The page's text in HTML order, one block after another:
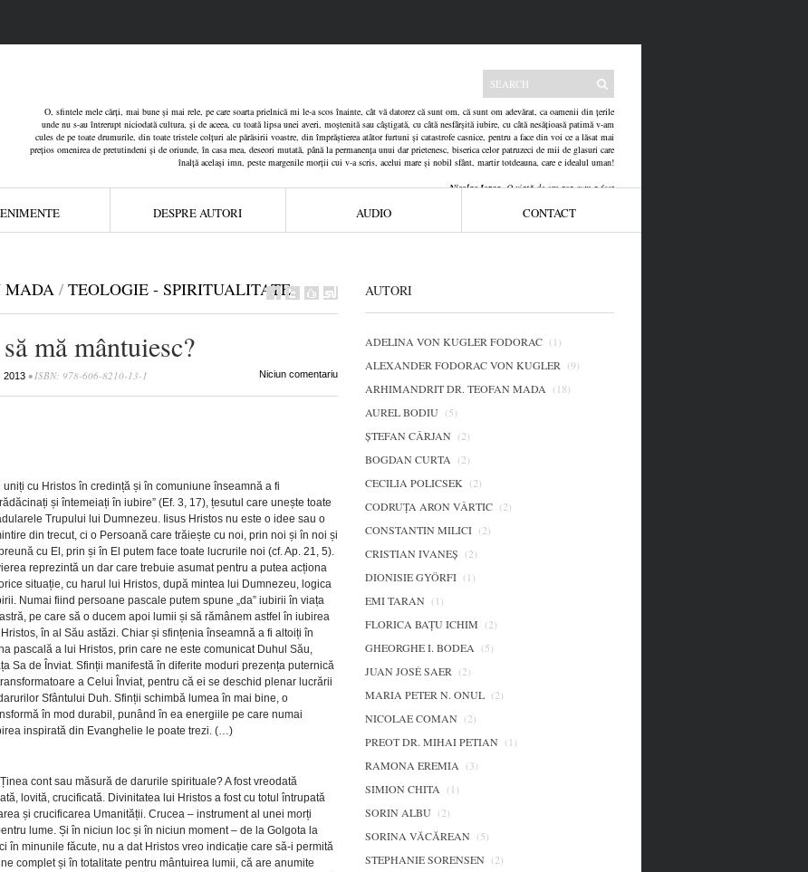
O, sfintele mele cărți, mai bune și mai rele, pe care soarta prielnică mi le-a scos înainte, cât vă datorez că sunt om, că sunt om adevărat, ca oamenii din țerile
unde nu s-au întrerupt niciodată cultura, și de aceea, cu toată lipsa unei averi, moștenită sau câștigată, cu câtă nesfârșită iubire, cu câtă nesățioasă patimă v-am
cules de pe toate drumurile, din toate tristele colțuri ale părăsirii voastre, din împrăștierea atâtor furtuni și catastrofe casnice, pentru a face din voi ce a lăsat mai
prețios omenirea de pretutindeni și de oriunde, în casa mea, deseori mutată, până la permanența unui dar prietenesc, biserica celor patruzeci de mii de glasuri care
înalță același imn, peste margenile morții cui v-a scris, acelui mare și nobil sfânt, martir totdeauna, care e idealul uman!
Nicolae Iorga, O viață de om așa cum a fost
DESPRE AUTORI AUDIO CONTACT
MADA/ TEOLOGIE - SPIRITUALITATE
mă mântuiesc?
2013• ISBN: 978-606-8210-13-1 Niciun comentariu
uniți cu Hristos în credință și în comuniune înseamnă a fi
și întemeiați în iubire” (Ef. 3, 17), țesutul care unește toate
Trupului lui Dumnezeu. Iisus Hristos nu este o idee sau o
din trecut, ci o Persoană care trăiește cu noi, prin noi și în noi și
cu El, prin și în El putem face toate lucrurile noi (cf. Ap. 21, 5).
reprezintă un dar care trebuie asumat pentru a putea acționa
situație, cu harul lui Hristos, după mintea lui Dumnezeu, logica
Numai fiind persoane pascale putem spune „da” iubirii în viața
pe care să o ducem apoi lumii și să rămânem astfel în iubirea
Hristos, în al Său astăzi. Chiar și sfințenia înseamnă a fi altoiți în
pascală a lui Hristos, prin care ne este comunicat Duhul Său,
Sa de Înviat. Sfinții manifestă în diferite moduri prezența puternică
a Celui Înviat, pentru că ei se deschid plenar lucrării
Sfântului Duh. Sfinții schimbă lumea în mai bine, o
în mod durabil, punând în ea energiile pe care numai
inspirată din Evanghelie le poate trezi. (…)
cont sau măsură de darurile spirituale? A fost vreodată
lovită, crucificată. Divinitatea lui Hristos a fost cu totul întrupată
și crucificarea Umanității. Crucea – instrument al unei morți
lume. Și în niciun loc și în niciun moment – de la Golgota la
în minunile făcute, nu a dat Hristos vreo indicație care să-i permită
complet și în totalitate pentru mântuirea lumii, că are anumite
AUTORI
ADELINA VON KUGLER FODORAC (1)
ALEXANDER FODORAC VON KUGLER (9)
ARHIMANDRIT DR. TEOFAN MADA (18)
AUREL BODIU (5)
ŞTEFAN CÂRJAN (2)
BOGDAN CURTA (2)
CECILIA POLICSEK (2)
CODRUŢA ARON VÂRTIC (2)
CONSTANTIN MILICI (2)
CRISTIAN IVANEŞ (2)
DIONISIE GYÖRFI (1)
EMI TARAN (1)
FLORICA BAȚU ICHIM (2)
GHEORGHE I. BODEA (5)
JUAN JOSÉ SAER (2)
MARIA PETER N. ONUL (2)
NICOLAE COMAN (2)
PREOT DR. MIHAI PETIAN (1)
RAMONA EREMIA (3)
SIMION CHITA (1)
SORIN ALBU (2)
SORINA VĂCĂREAN (5)
STEPHANIE SORENSEN (2)